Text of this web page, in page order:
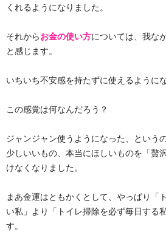
くれるようになりました。
それからお金の使い方については、我な
と感じます。
いちいち不安感を持たずに使えるように
この感覚は何なんだろう？
ジャンジャン使うようになった、という
少しいいもの、本当にほしいものを「贅
けなくなりました。
まあ金運はともかくとして、やっぱり「
い私」より「トイレ掃除を必ず毎日する
す。